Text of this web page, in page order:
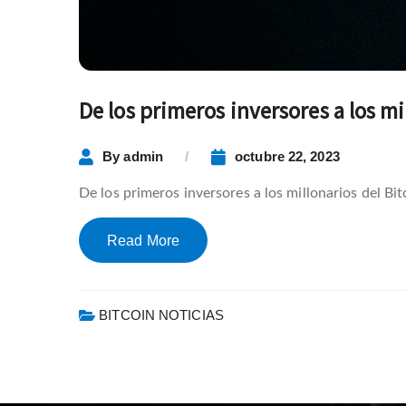
De los primeros inversores a los
Byadmin octubre 22, 2023
De los primeros inversores a los millonarios del
Read More
BITCOIN NOTICIAS